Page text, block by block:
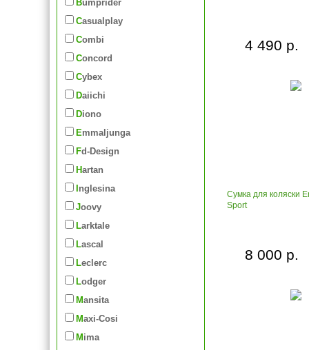
Bumprider
Casualplay
Combi
Concord
Cybex
Daiichi
Diono
Emmaljunga
Fd-Design
Hartan
Inglesina
Joovy
Larktale
Lascal
Leclerc
Lodger
Mansita
Maxi-Cosi
Mima
4 490 р.
Сумка для коляски
Sport
8 000 р.